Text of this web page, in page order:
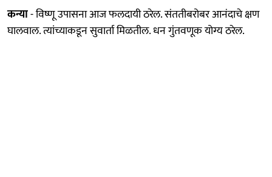
कन्या- विष्णू उपासना आज फलदायी ठरेल. संततीबरोबर आनंदाचे क्षण
घालवाल. त्यांच्याकडून सुवार्ता मिळतील. धन गुंतवणूक योग्य ठरेल.